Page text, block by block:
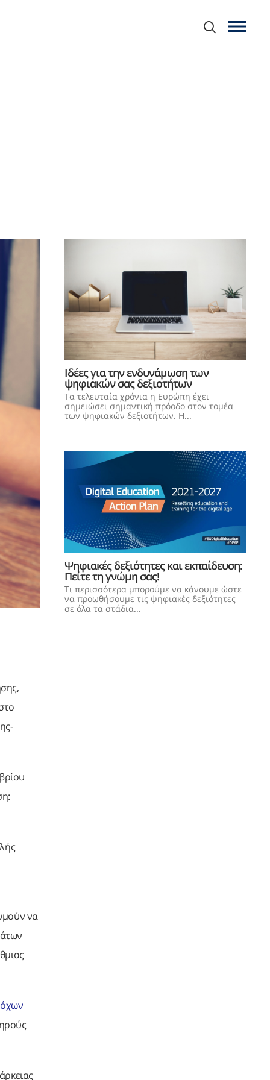
να
Ιδέες για την ενδυνάμωση των
ψηφιακών σας δεξιοτήτων
Τα τελευταία χρόνια η Ευρώπη έχει
σημειώσει σημαντική πρόοδο στον τομέα
των ψηφιακών δεξιοτήτων. Η...
Ψηφιακές δεξιότητες και εκπαίδευση:
Πείτε τη γνώμη σας!
Τι περισσότερα μπορούμε να κάνουμε ώστε
να προωθήσουμε τις ψηφιακές δεξιότητες
σε όλα τα στάδια...